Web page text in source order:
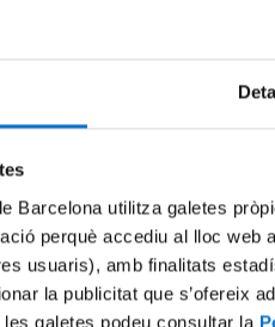
Barcelona utilitza galetes
perquè accediu al lloc
usuaris), amb finalitats
la publicitat que s’ofereix
galetes podeu consultar la
En ruta cap
Recurs
En línia
Obert a tothom